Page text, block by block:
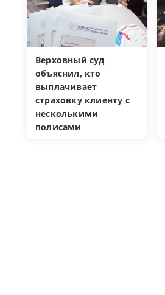
Верховный суд
объяснил, кто
выплачивает
страховку клиенту с
несколькими
полисами